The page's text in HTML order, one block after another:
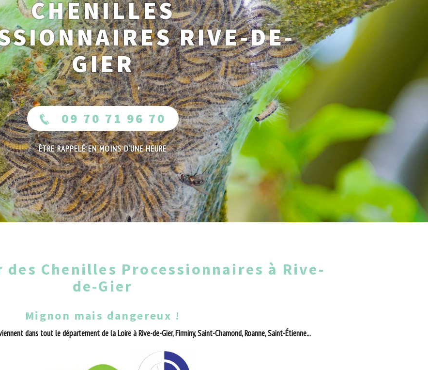
CHENILLES
RIVE-DE-
GIER
09 70 71 96 70
ÊTRE RAPPELÉ EN MOINS D'UNE HEURE
des Chenilles Processionnaires à Rive-
de-Gier
Mignon mais dangereux !
dans tout le département de la Loire à Rive-de-Gier, Firminy, Saint-Chamond, Roanne, Saint-Étienne...